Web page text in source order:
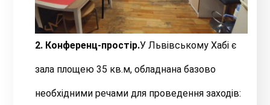
2. Конференц-простір.У Львівському Хабі є
зала площею 35 кв.м, обладнана базово
необхідними речами для проведення заходів: